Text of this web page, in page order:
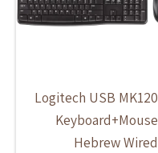
Logitech USB MK120
Keyboard+Mouse
Hebrew Wired